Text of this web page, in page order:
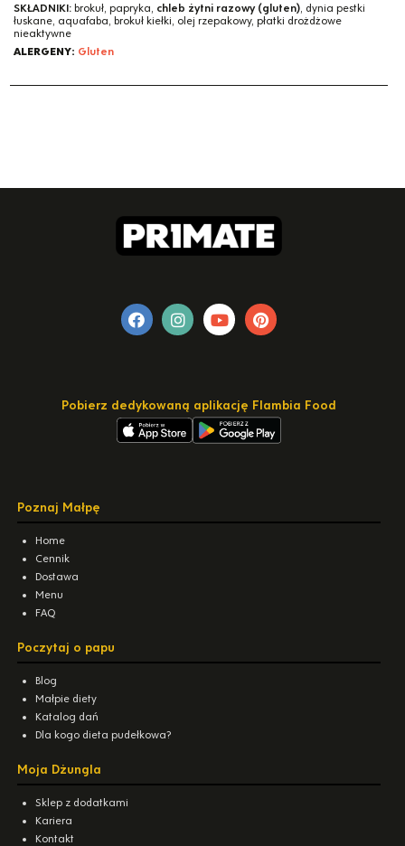
SKŁADNIKI: brokuł, papryka, chleb żytni razowy (gluten), dynia pestki
łuskane, aquafaba, brokuł kiełki, olej rzepakowy, płatki drożdżowe
nieaktywne
ALERGENY: Gluten
Pobierz dedykowaną aplikację Flambia Food
Poznaj Małpę
Home
Cennik
Dostawa
Menu
FAQ
Poczytaj o papu
Blog
Małpie diety
Katalog dań
Dla kogo dieta pudełkowa?
Moja Dżungla
Sklep z dodatkami
Kariera
Kontakt